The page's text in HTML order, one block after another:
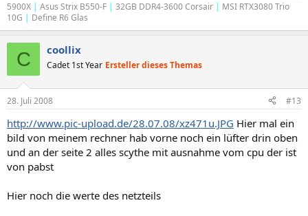
5900X | Asus Strix B550-F | 32GB DDR4-3600 Corsair | MSI RTX3080 Trio
10G | Define R6 Glas
C coollix
Cadet 1st Year Ersteller dieses Themas
28. Juli 2008 #13
http://www.pic-upload.de/28.07.08/xz471u.JPG Hier mal ein
bild von meinem rechner hab vorne noch ein lüfter drin oben
und an der seite 2 alles scythe mit ausnahme vom cpu der ist
von pabst
Hier noch die werte des netzteils